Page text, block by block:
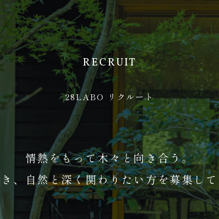
RECRUIT
28LABO リクルート
情熱をもって木々と向き合う。
、自然と深く関わりたい方を募集し